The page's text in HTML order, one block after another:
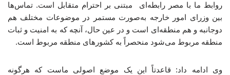
روابط ما با مصر رابطه‌ای مبتنی بر احترام متقابل است. تماس‌ها
بین وزرای امور خارجه به‌صورت مستمر در موضوعات مختلف هم
دوجانبه و هم منطقه‌ای است و در عین حال، آنچه که به امنیت و ثبات
منطقه مربوط می‌شود منحصراً به کشورهای منطقه مربوط است.
وی ادامه داد: قاعدتاً این یک موضع اصولی ماست که هرگونه